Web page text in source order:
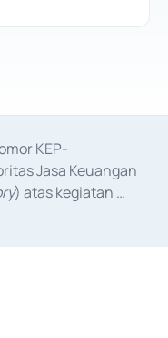
KEP-
Jasa Keuangan
) atas kegiatan